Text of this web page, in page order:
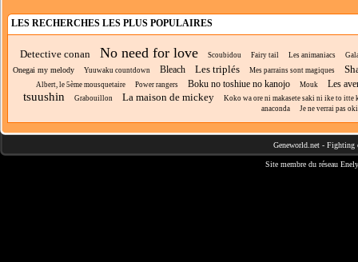
LES RECHERCHES LES PLUS POPULAIRES
Detective conan No need for love Scoubidou Fairy tail Les animaniacs
Onegai my melody Yuuwaku countdown Bleach Les triplés Mes parrains sont magiques
Albert, le 5ème mousquetaire Power rangers Boku no toshiue no kanojo Mouk Les
tsuushin Grabouillon La maison de mickey
Koko wa ore ni makasete saki ni ike to itte
anaconda
Je ne verrai pas
Geneworld.net - Fighting
Site membre du réseau